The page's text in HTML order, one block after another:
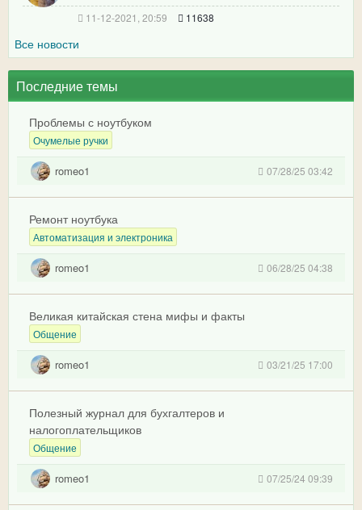
11-12-2021, 20:59 11638
Все новости
Последние темы
Проблемы с ноутбуком
Очумелые ручки
romeo1 07/28/25 03:42
Ремонт ноутбука
Автоматизация и электроника
romeo1 06/28/25 04:38
Великая китайская стена мифы и факты
Общение
romeo1 03/21/25 17:00
Полезный журнал для бухгалтеров и
налогоплательщиков
Общение
romeo1 07/25/24 09:39